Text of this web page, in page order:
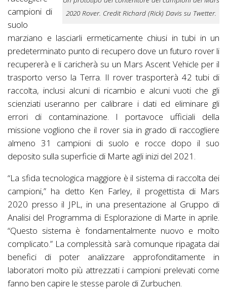
2020 Rover. Credit Richard (Rick) Davis su Twetter.
campioni di
suolo
marziano e lasciarli ermeticamente chiusi in tubi in un
predeterminato punto di recupero dove un futuro rover li
recupererà e li caricherà su un Mars Ascent Vehicle per il
trasporto verso la Terra. Il rover trasporterà 42 tubi di
raccolta, inclusi alcuni di ricambio e alcuni vuoti che gli
scienziati useranno per calibrare i dati ed eliminare gli
errori di contaminazione. I portavoce ufficiali della
missione vogliono che il rover sia in grado di raccogliere
almeno 31 campioni di suolo e rocce dopo il suo
deposito sulla superficie di Marte agli inizi del 2021.
“La sfida tecnologica maggiore è il sistema di raccolta dei
campioni,” ha detto Ken Farley, il progettista di Mars
2020 presso il JPL, in una presentazione al Gruppo di
Analisi del Programma di Esplorazione di Marte in aprile.
“Questo sistema è fondamentalmente nuovo e molto
complicato.” La complessità sarà comunque ripagata dai
benefici di poter analizzare approfonditamente in
laboratori molto più attrezzati i campioni prelevati come
fanno ben capire le stesse parole di Zurbuchen.